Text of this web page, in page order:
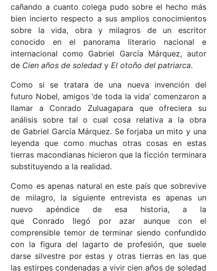
cañando a cuanto colega pudo sobre el hecho más
bien incierto respecto a sus amplios conocimientos
sobre la vida, obra y milagros de un escritor
conocido en el panorama literario nacional e
internacional como Gabriel García Márquez, autor
de Cien años de soledad y El otoño del patriarca.
Como si se tratara de una nueva invención del
futuro Nobel, amigos ‘de toda la vida’ comenzaron a
llamar a Conrado Zuluagapara que ofreciera su
análisis sobre tal o cual cosa relativa a la obra
de Gabriel García Márquez. Se forjaba un mito y una
leyenda que como muchas otras cosas en estas
tierras macondianas hicieron que la ficción terminara
substituyendo a la realidad.
Como es apenas natural en este país que sobrevive
de milagro, la siguiente entrevista es apenas un
nuevo apéndice de esa historia, a la
que Conrado llegó por azar aunque con el
comprensible temor de terminar siendo confundido
con la figura del lagarto de profesión, que suele
darse silvestre por estas y otras tierras en las que
las estirpes condenadas a vivir cien años de soledad